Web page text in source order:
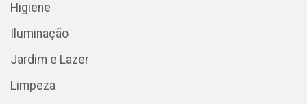
Higiene
Iluminação
Jardim e Lazer
Limpeza